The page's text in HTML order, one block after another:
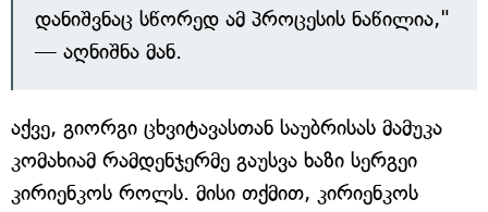
დანიშვნაც სწორედ ამ პროცესის ნაწილია,"
— აღნიშნა მან.
აქვე, გიორგი ცხვიტავასთან საუბრისას მამუკა
კომახიამ რამდენჯერმე გაუსვა ხაზი სერგეი
კირიენკოს როლს. მისი თქმით, კირიენკოს